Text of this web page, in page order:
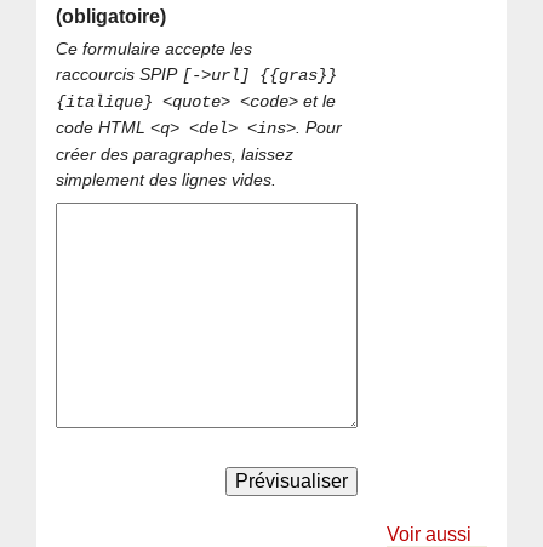
(obligatoire)
Ce formulaire accepte les
raccourcis SPIP [->url] {{gras}}
{italique} <quote> <code> et le
code HTML<q> <del> <ins>. Pour
créer des paragraphes, laissez
simplement des lignes vides.
Voir aussi